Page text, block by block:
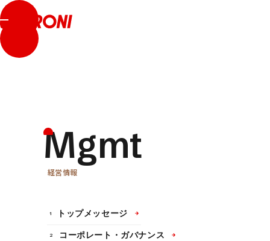
Mgmt
経営情報
1 トップメッセージ
2 コーポレート・ガバナンス